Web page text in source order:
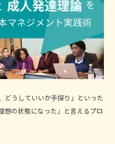
どうしていいか手探り」といった
想の状態になった」と言えるプロ